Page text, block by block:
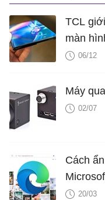
TCL
màn
“xịn”06/12
Máy
02/07
Cách
20/03